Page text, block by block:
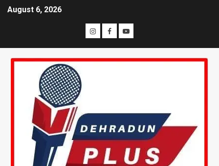
August 6, 2026